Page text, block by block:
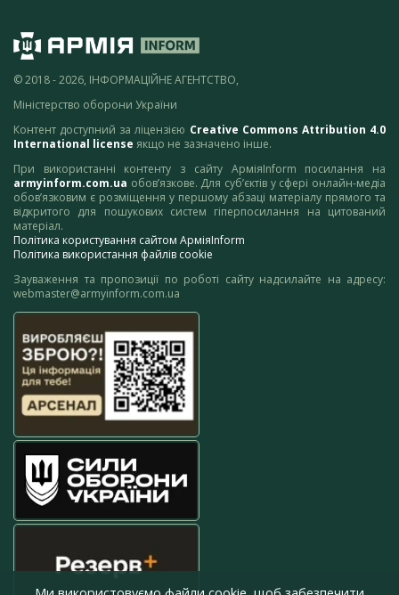
© 2018 - 2026, ІНФОРМАЦІЙНЕ АГЕНТСТВО,
Міністерство оборони України
Контент доступний за ліцензією Creative Commons Attribution 4.0
International license якщо не зазначено інше.
При використанні контенту з сайту АрміяInform посилання на
armyinform.com.ua обов’язкове. Для суб’єктів у сфері онлайн-медіа
обов’язковим є розміщення у першому абзаці матеріалу прямого та
відкритого для пошукових систем гіперпосилання на цитований
матеріал.
Політика користування сайтом АрміяInform
Політика використання файлів cookie
Зауваження та пропозиції по роботі сайту надсилайте на адресу:
webmaster@armyinform.com.ua